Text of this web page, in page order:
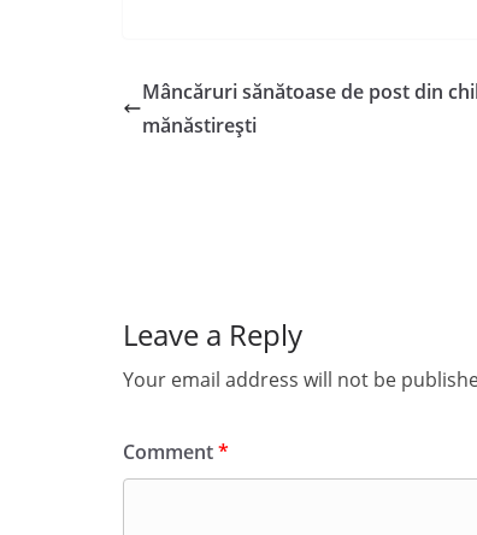
Mâncăruri sănătoase de post din
mănăstireşti
Leave a Reply
Your email address will not be
Comment*